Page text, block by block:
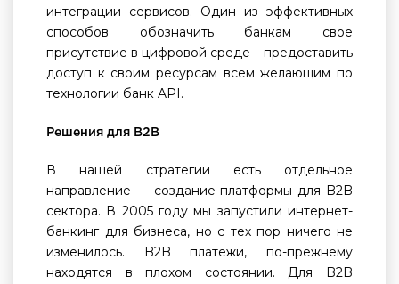
интеграции сервисов. Один из эффективных
способов обозначить банкам свое
присутствие в цифровой среде – предоставить
доступ к своим ресурсам всем желающим по
технологии банк API.
Решения для B2 B
В нашей стратегии есть отдельное
направление — создание платформы для B2B
сектора. В 2005 году мы запустили интернет-
банкинг для бизнеса, но с тех пор ничего не
изменилось. B2B платежи, по-прежнему
находятся в плохом состоянии. Для B2B